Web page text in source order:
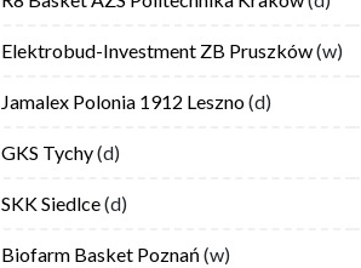
Elektrobud-Investment ZB Pruszków(w)
Jamalex Polonia 1912 Leszno(d)
GKS Tychy(d)
SKK Siedlce(d)
Biofarm Basket Poznań (w)
Elektrobud-Investment ZB Pruszków(w)
Jamalex Polonia 1912 Leszno(d)
GKS Tychy(d)
SKK Siedlce(d)
Biofarm Basket Poznań (w)